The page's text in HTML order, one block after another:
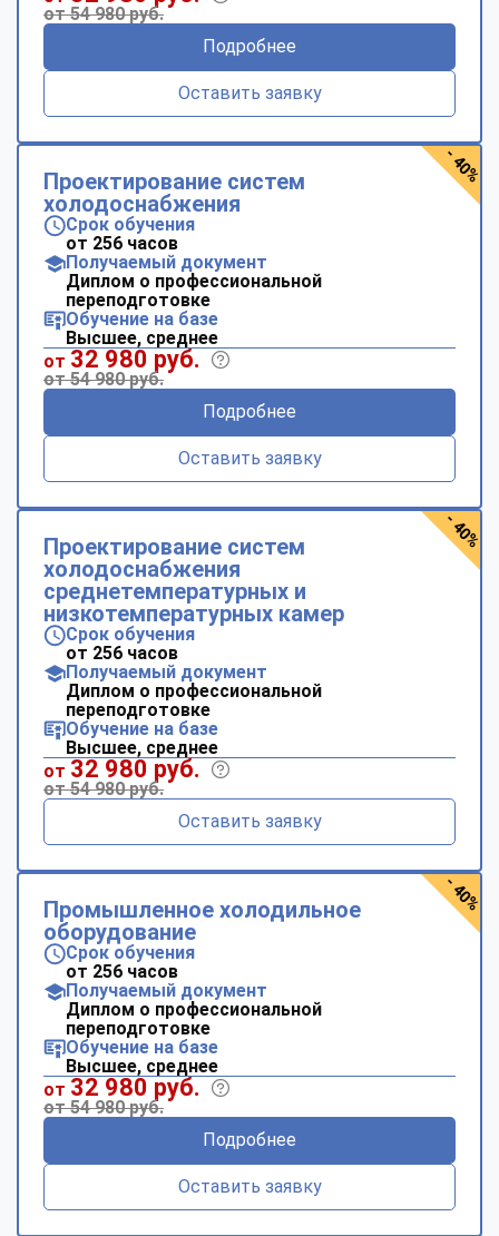
от 54 980 руб.
Подробнее
Оставить заявку
Проектирование систем
холодоснабжения
Срок обучения
от 256 часов
Получаемый документ
Диплом о профессиональной
переподготовке
Обучение на базе
Высшее, среднее
от 32 980 руб.
от 54 980 руб.
Подробнее
Оставить заявку
- 40%
Проектирование систем
холодоснабжения
среднетемпературных и
низкотемпературных камер
Срок обучения
от 256 часов
Получаемый документ
Диплом о профессиональной
переподготовке
Обучение на базе
Высшее, среднее
от 32 980 руб.
от 54 980 руб.
Оставить заявку
- 40%
Промышленное холодильное
оборудование
Срок обучения
от 256 часов
Получаемый документ
Диплом о профессиональной
переподготовке
Обучение на базе
Высшее, среднее
от 32 980 руб.
от 54 980 руб.
Подробнее
Оставить заявку
- 40%